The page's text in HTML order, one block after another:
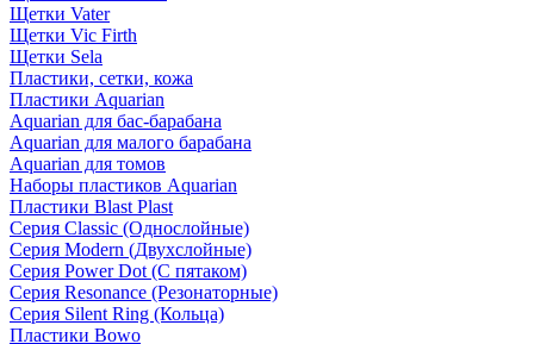
Щетки Vater
Щетки Vic Firth
Щетки Sela
Пластики, сетки, кожа
Пластики Aquarian
Aquarian для бас-барабана
Aquarian для малого барабана
Aquarian для томов
Наборы пластиков Aquarian
Пластики Blast Plast
Серия Classic (Однослойные)
Серия Modern (Двухслойные)
Серия Power Dot (С пятаком)
Серия Resonance (Резонаторные)
Серия Silent Ring (Кольца)
Пластики Bowo